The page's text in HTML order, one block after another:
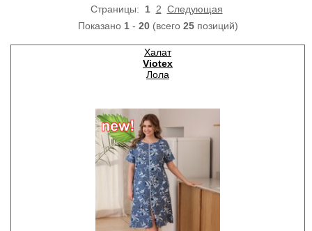
Страницы: 1 2 Следующая
Показано 1- 20(всего 25позиций)
Халат
Viotex
Лола